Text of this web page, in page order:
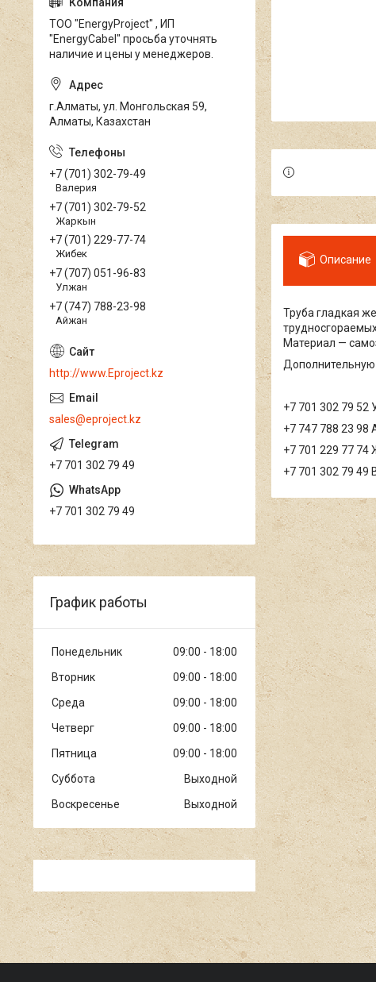
Описание
Труба гладкая
Материал —
+7 701 302 79 52
+7 747 788 23 98
+7 701 229 77 74
+7 701 302 79 49
ТОО "EnergyProject" , ИП
"EnergyCabel" просьба уточнять
наличие и цены у менеджеров.
г.Алматы, ул. Монгольская 59,
Алматы, Казахстан
+7 (701) 302-79-49
Валерия
+7 (701) 302-79-52
Жаркын
+7 (701) 229-77-74
Жибек
+7 (707) 051-96-83
Улжан
+7 (747) 788-23-98
Айжан
http://www.Eproject.kz
sales@eproject.kz
+7 701 302 79 49
+7 701 302 79 49
График работы
Понедельник 09:00
18:00
Вторник
09:00
18:00
Среда
09:00
18:00
Четверг
09:00
18:00
Пятница
09:00
18:00
Суббота
Выходной
Воскресенье
Выходной